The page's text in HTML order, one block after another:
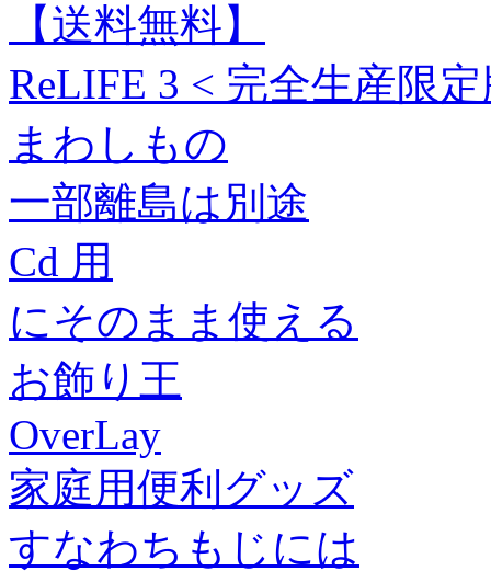
【送料無料】
ReLIFE 3 < 完全生産限
まわしもの
一部離島は別途
Cd 用
にそのまま使える
お飾り王
OverLay
家庭用便利グッズ
すなわちもじには